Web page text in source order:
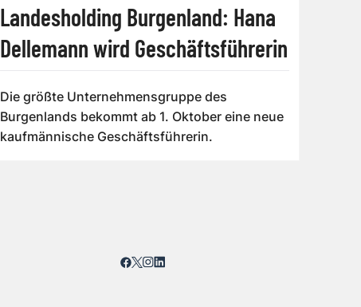
Landesholding Burgenland: Hana
Dellemann wird Geschäftsführerin
Die größte Unternehmensgruppe des
Burgenlands bekommt ab 1. Oktober eine neue
kaufmännische Geschäftsführerin.